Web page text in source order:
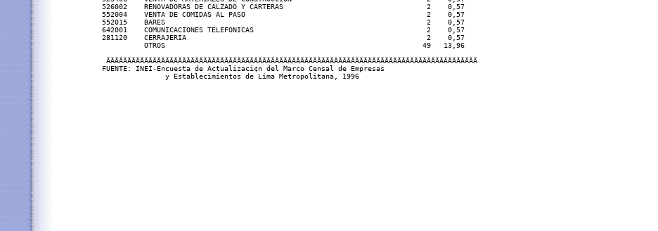
526002    RENOVADORAS DE CALZADO Y CARTERAS                                  2    0,57
552004    VENTA DE COMIDAS AL PASO                                           2    0,57
552015    BARES                                                              2    0,57
642001    COMUNICACIONES TELEFONICAS                                         2    0,57
281120    CERRAJERIA                                                         2    0,57
          OTROS                                                             49   13,96
ÄÄÄÄÄÄÄÄÄÄÄÄÄÄÄÄÄÄÄÄÄÄÄÄÄÄÄÄÄÄÄÄÄÄÄÄÄÄÄÄÄÄÄÄÄÄÄÄÄÄÄÄÄÄÄÄÄÄÄÄÄÄÄÄÄÄÄÄÄÄÄÄÄÄÄÄÄÄÄÄÄÄÄÄÄÄÄÄ
FUENTE: INEI-Encuesta de Actualizaci¢n del Marco Censal de Empresas